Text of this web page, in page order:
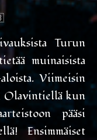
Turun
muinaisista
Viimeisin
Olavintiellä kun
pääsi
Ensimmäiset